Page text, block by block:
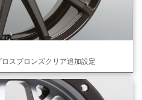
ロスブロンズクリア追加設定